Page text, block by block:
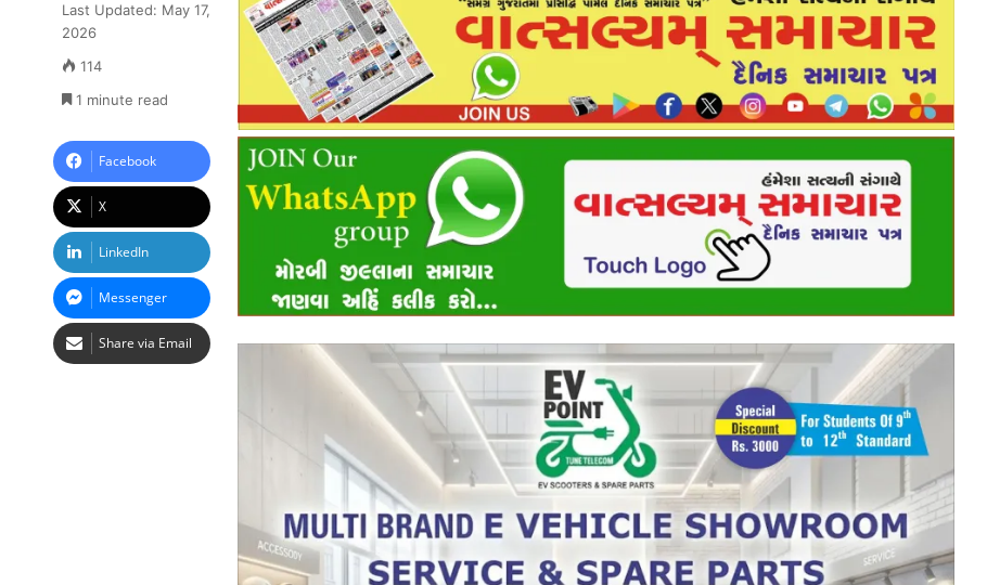
Last Updated: May 17,
2026
114
1 minute read
Facebook
X
LinkedIn
Messenger
Share via Email